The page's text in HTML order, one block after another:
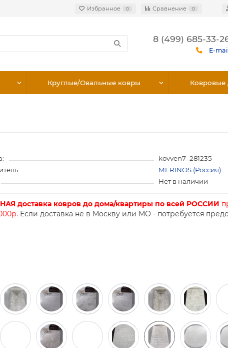
Избранное 0 Сравнение 0
8 (499) 685-33-
E-
Круглые/Овальные ковры Ковровые
kovven7_281235
MERINOS (Россия)
Нет в наличии
доставка ковров до дома/квартиры по всей РОССИИ
Если доставка не в Москву или МО - потребуется